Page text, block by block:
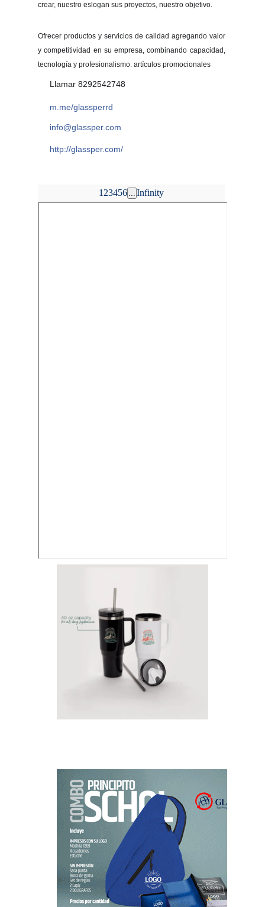
crear, nuestro eslogan sus proyectos, nuestro objetivo.
Ofrecer productos y servicios de calidad agregando valor
y competitividad en su empresa, combinando capacidad,
tecnología y profesionalismo. artículos promocionales
Llamar 8292542748
m.me/glassperrd
info@glassper.com
http://glassper.com/
1 23456 Infinity